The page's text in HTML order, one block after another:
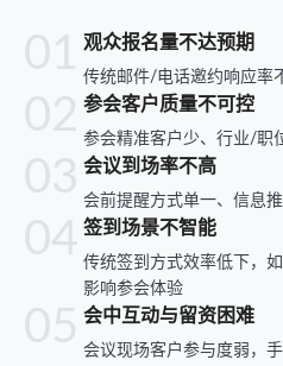
观众报名量不达预期
传统邮件/电话邀约响应率
参会客户质量不可控
参会精准客户少、行业/职
会议到场率不高
会前提醒方式单一、信息
签到场景不智能
传统签到方式效率低下，
影响参会体验
会中互动与留资困难
会议现场客户参与度弱，